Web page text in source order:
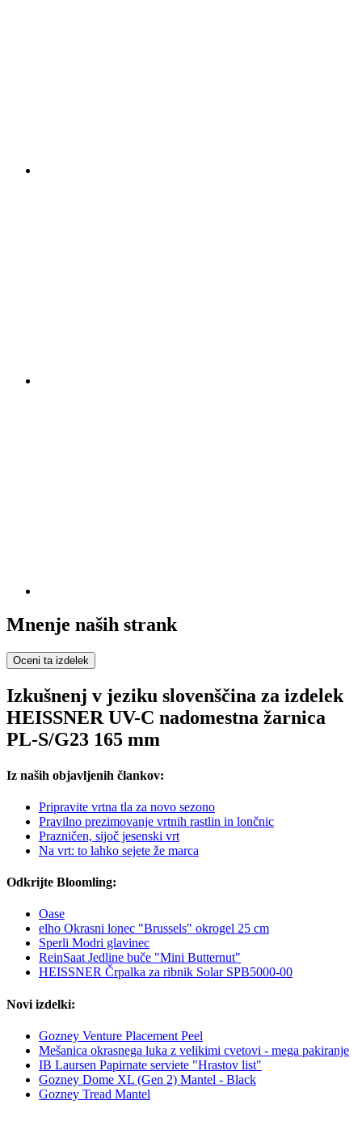
Mnenje naših strank
Oceni ta izdelek
Izkušnenj v jeziku slovenščina za izdelek
HEISSNER UV-C nadomestna žarnica
PL-S/G23 165 mm
Iz naših objavljenih člankov:
Pripravite vrtna tla za novo sezono
Pravilno prezimovanje vrtnih rastlin in lončnic
Prazničen, sijoč jesenski vrt
Na vrt: to lahko sejete že marca
Odkrijte Bloomling:
Oase
elho Okrasni lonec "Brussels" okrogel 25 cm
Sperli Modri glavinec
ReinSaat Jedline buče "Mini Butternut"
HEISSNER Črpalka za ribnik Solar SPB5000-00
Novi izdelki:
Gozney Venture Placement Peel
Mešanica okrasnega luka z velikimi cvetovi - mega pakiranje
IB Laursen Papirnate serviete "Hrastov list"
Gozney Dome XL (Gen 2) Mantel - Black
Gozney Tread Mantel